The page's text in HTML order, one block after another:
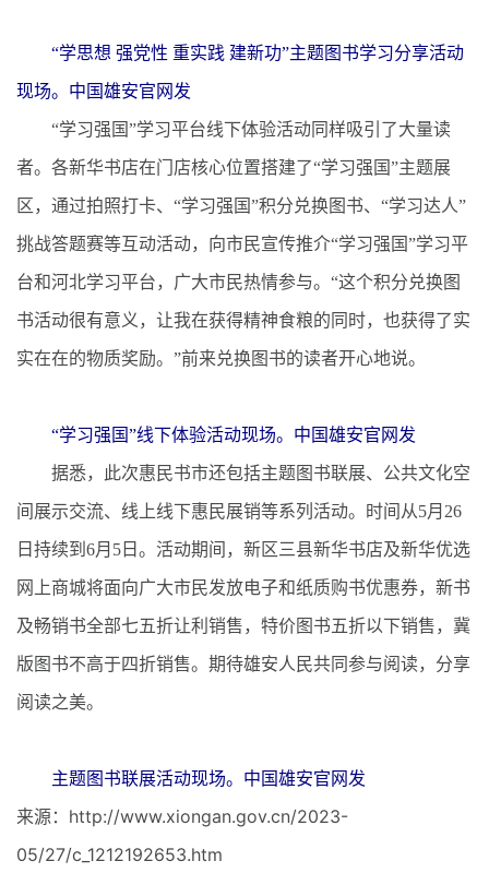
“学思想 强党性 重实践 建新功”主题图书学习分享活动
现场。中国雄安官网发
“学习强国”学习平台线下体验活动同样吸引了大量读
者。各新华书店在门店核心位置搭建了“学习强国”主题展
区，通过拍照打卡、“学习强国”积分兑换图书、“学习达人”
挑战答题赛等互动活动，向市民宣传推介“学习强国”学习平
台和河北学习平台，广大市民热情参与。“这个积分兑换图
书活动很有意义，让我在获得精神食粮的同时，也获得了实
实在在的物质奖励。”前来兑换图书的读者开心地说。
“学习强国”线下体验活动现场。中国雄安官网发
据悉，此次惠民书市还包括主题图书联展、公共文化空
间展示交流、线上线下惠民展销等系列活动。时间从5月26
日持续到6月5日。活动期间，新区三县新华书店及新华优选
网上商城将面向广大市民发放电子和纸质购书优惠券，新书
及畅销书全部七五折让利销售，特价图书五折以下销售，冀
版图书不高于四折销售。期待雄安人民共同参与阅读，分享
阅读之美。
主题图书联展活动现场。中国雄安官网发
来源：http://www.xiongan.gov.cn/2023-
05/27/c_1212192653.htm